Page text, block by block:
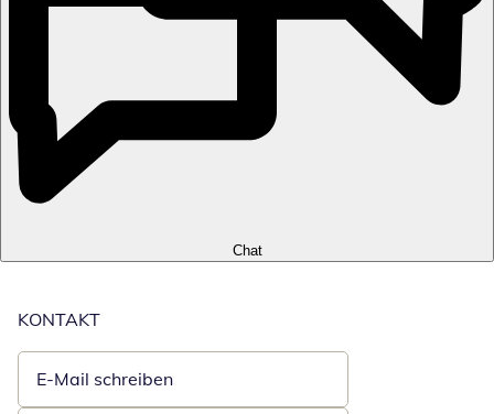
Chat
KONTAKT
E-Mail schreiben
Öffnet E-Mail-Client